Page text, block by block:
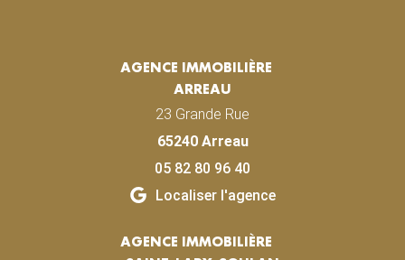
AGENCE IMMOBILIÈRE
ARREAU
23 Grande Rue
65240 Arreau
05 82 80 96 40
Localiser l'agence
AGENCE IMMOBILIÈRE